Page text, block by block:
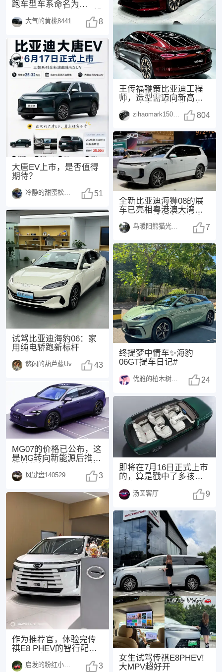
跑车型车系命名为
有采用此前网传的“
大气的黄桃8441 8
大唐EV上市，是否值得
期待？
冷静的甜蜜松鼠1498 51
试驾比亚迪海豹06：家
用纯电轿跑新标杆
悠闲的葫芦藤Uv 43
MG07的价格已公布，这
是MG转向新能源后推出
其他，紫色外观
风键盘140529 3
作为推荐官，体验完传
祺E8 PHEV的智行配置
不仅是一台功能
启发的粉红小猪1485 3
王传福鞭策比亚迪工程
师，造型需迈向新高
众望！传福先生曾表
zihaomark150415 804
全新比亚迪海狮08的展
车已亮相粤港澳大湾区
年正式上市，这也是
鸟暖阳熊猫光250108 7
终提梦中情车✨海豹
06GT提车日记#
优雅的柏木树1370 24
即将在7月16日正式上市
的，算是戳中了多孩家
下“同级座椅堆料
汤圆客厅 9
女生试驾传祺E8PHEV!
大MPV超好开